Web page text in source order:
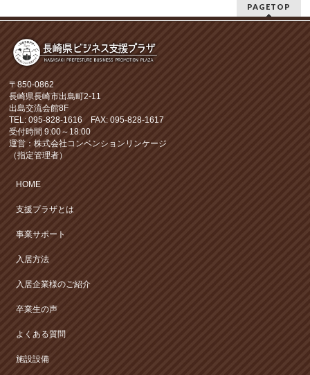
PAGETOP
〒850-0862
長崎県長崎市出島町2-11
出島交流会館8F
TEL: 095-828-1616 FAX: 095-828-1617
受付時間 9:00～18:00
運営：株式会社コンベンションリンケージ
（指定管理者）
HOME
支援プラザとは
事業サポート
入居方法
入居企業様のご紹介
卒業生の声
よくある質問
施設設備